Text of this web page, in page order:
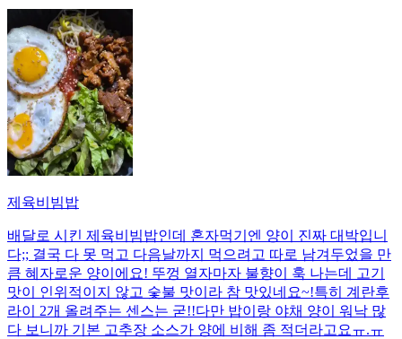
제육비빔밥
배달로 시킨 제육비빔밥인데 혼자먹기엔 양이 진짜 대박입니
다;; 결국 다 못 먹고 다음날까지 먹으려고 따로 남겨두었을 만
큼 혜자로운 양이에요! 뚜껑 열자마자 불향이 훅 나는데 고기
맛이 인위적이지 않고 숯불 맛이라 참 맛있네요~!특히 계란후
라이 2개 올려주는 센스는 굳!! ​다만 밥이랑 야채 양이 워낙 많
다 보니까 기본 고추장 소스가 양에 비해 좀 적더라고요ㅠ.ㅠ